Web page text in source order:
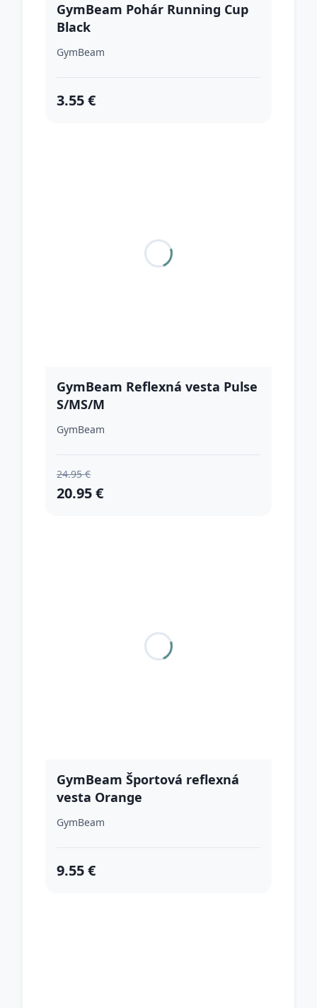
GymBeam Pohár Running Cup
Black
GymBeam
3.55 €
GymBeam Reflexná vesta Pulse
S/MS/M
GymBeam
24.95 €
20.95 €
GymBeam Športová reflexná
vesta Orange
GymBeam
9.55 €